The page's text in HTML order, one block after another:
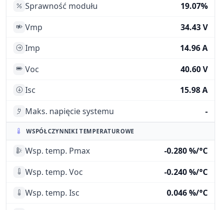
Sprawność modułu
19.07%
Vmp
34.43 V
Imp
14.96 A
Voc
40.60 V
Isc
15.98 A
Maks. napięcie systemu
-
WSPÓŁCZYNNIKI TEMPERATUROWE
Wsp. temp. Pmax
-0.280 %/°C
Wsp. temp. Voc
-0.240 %/°C
Wsp. temp. Isc
0.046 %/°C